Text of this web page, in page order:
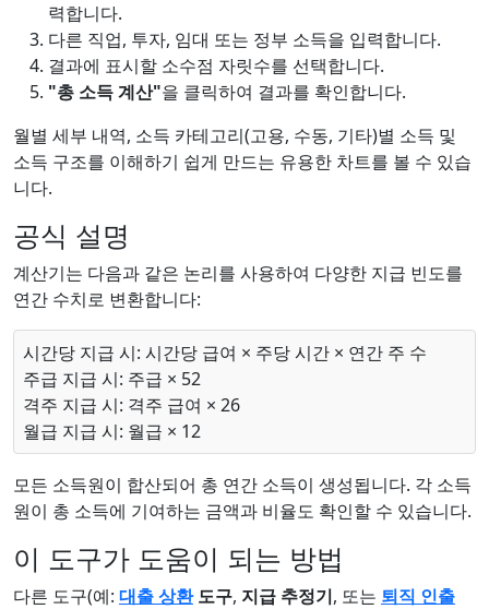
력합니다.
다른 직업, 투자, 임대 또는 정부 소득을 입력합니다.
결과에 표시할 소수점 자릿수를 선택합니다.
"총 소득 계산"을 클릭하여 결과를 확인합니다.
월별 세부 내역, 소득 카테고리(고용, 수동, 기타)별 소득 및
소득 구조를 이해하기 쉽게 만드는 유용한 차트를 볼 수 있습
니다.
공식 설명
계산기는 다음과 같은 논리를 사용하여 다양한 지급 빈도를
연간 수치로 변환합니다:
시간당 지급 시: 시간당 급여 × 주당 시간 × 연간 주 수
주급 지급 시: 주급 × 52
격주 지급 시: 격주 급여 × 26
월급 지급 시: 월급 × 12
모든 소득원이 합산되어 총 연간 소득이 생성됩니다. 각 소득
원이 총 소득에 기여하는 금액과 비율도 확인할 수 있습니다.
이 도구가 도움이 되는 방법
다른 도구(예: 대출 상환도구, 지급 추정기, 또는 퇴직 인출